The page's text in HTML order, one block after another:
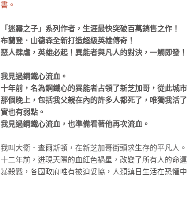
書。
「迷霧之子」系列作者，生涯最快突破百萬銷售之作！
布蘭登．山德森全新打造超級英雄傳奇！
惡人肆虐，英雄必起！異能者與凡人的對決，一觸即發！
我見過鋼鐵心流血。
十年前，名為鋼鐵心的異能者占領了新芝加哥，從此城
那個晚上，包括我父親在內的許多人都死了，唯獨我活
實也有弱點。
我見過鋼鐵心流血，也準備看著他再次流血。
我叫大衛．查爾斯頓，在新芝加哥街頭求生存的平凡人。
十二年前，迸現天際的血紅色禍星，改變了所有人的
暴殺戮，各國政府唯有被迫妥協，人類鎮日生活在恐懼中